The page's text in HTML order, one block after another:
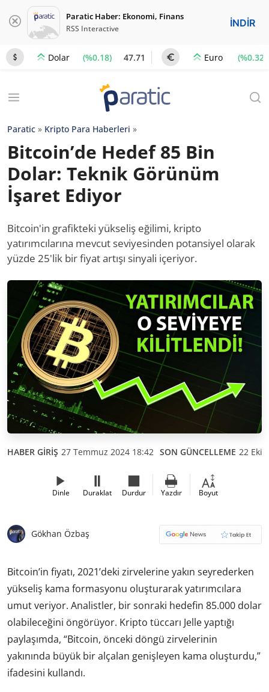
Paratic Haber: Ekonomi, Finans
RSS Interactive İNDİR
Dolar (%0.18) 47.71 Euro (%0.32)
Paratic » Kripto Para Haberleri »
Bitcoin’de Hedef 85 Bin
Dolar: Teknik Görünüm
İşaret Ediyor
Bitcoin'in grafikteki yükseliş eğilimi, kripto
yatırımcılarına mevcut seviyesinden potansiyel olarak
yüzde 25'lik bir fiyat artışı sinyali içeriyor.
HABER GİRİŞ 27 Temmuz 2024 18:42 SON GÜNCELLEME 22
Dinle Duraklat Durdur Yazdır Boyut
Gökhan Özbaş
Bitcoin’in fiyatı, 2021’deki zirvelerine yakın seyrederken
yükseliş kama formasyonu oluşturarak yatırımcılara
umut veriyor. Analistler, bir sonraki hedefin 85.000 dolar
olabileceğini öngörüyor. Kripto tüccarı Jelle yaptığı
paylaşımda, “Bitcoin, önceki döngü zirvelerinin
yakınında büyük bir alçalan genişleyen kama oluşturdu,”
ifadesini kullandı.